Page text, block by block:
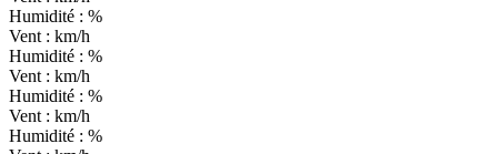
Humidité : %
Vent : km/h
Humidité : %
Vent : km/h
Humidité : %
Vent : km/h
Humidité : %